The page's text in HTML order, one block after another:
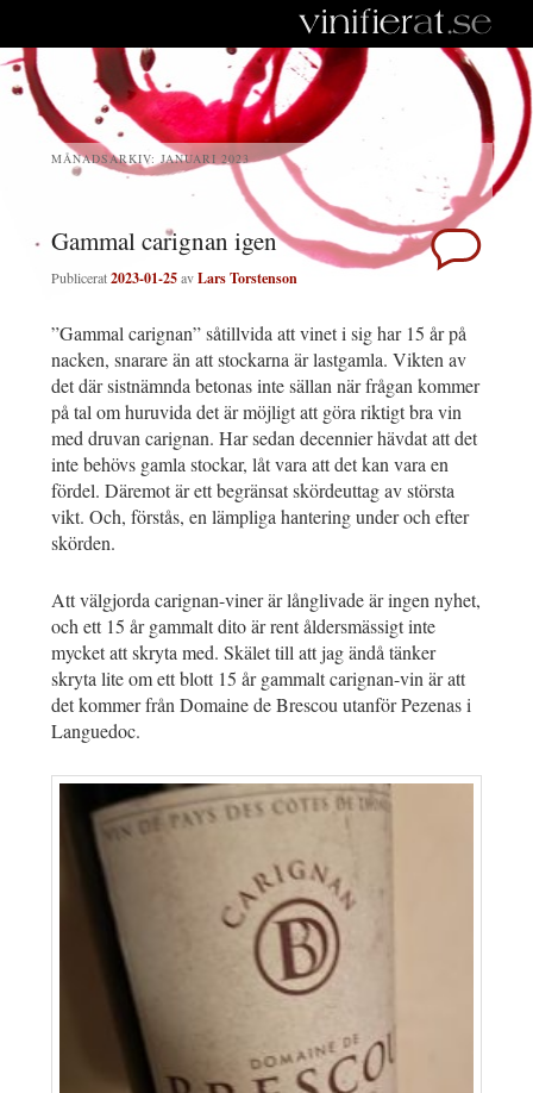
MÅNADSARKIV:JANUARI 2023
Gammal carignan igen
Publicerat2023-01-25avLars Torstenson
”Gammal carignan” såtillvida att vinet i sig har 15 år på
nacken, snarare än att stockarna är lastgamla. Vikten av
det där sistnämnda betonas inte sällan när frågan kommer
på tal om huruvida det är möjligt att göra riktigt bra vin
med druvan carignan. Har sedan decennier hävdat att det
inte behövs gamla stockar, låt vara att det kan vara en
fördel. Däremot är ett begränsat skördeuttag av största
vikt. Och, förstås, en lämpliga hantering under och efter
skörden.
Att välgjorda carignan-viner är långlivade är ingen nyhet,
och ett 15 år gammalt dito är rent åldersmässigt inte
mycket att skryta med. Skälet till att jag ändå tänker
skryta lite om ett blott 15 år gammalt carignan-vin är att
det kommer från Domaine de Brescou utanför Pezenas i
Languedoc.